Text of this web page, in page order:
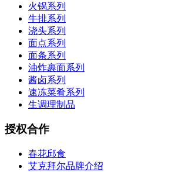
火锅系列
牛排系列
浇头系列
面点系列
面条系列
油炸裹面系列
酱卤系列
速冻菜肴系列
生调理制品
授权合作
春花邱食
艾克拜尔品牌介绍